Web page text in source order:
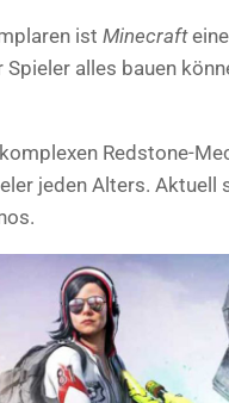
ist Minecraft
alles bauen
Redstone-
jeden Alters.